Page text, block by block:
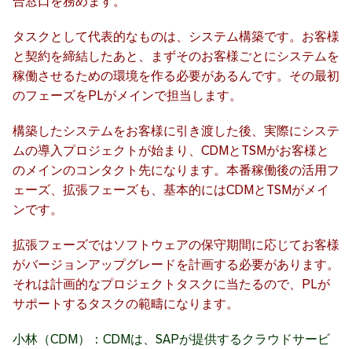
タスクとして代表的なものは、システム構築です。お客様
と契約を締結したあと、まずそのお客様ごとにシステムを
稼働させるための環境を作る必要があるんです。その最初
のフェーズをPLがメインで担当します。
構築したシステムをお客様に引き渡した後、実際にシステ
ムの導入プロジェクトが始まり、CDMとTSMがお客様と
のメインのコンタクト先になります。本番稼働後の活用フ
ェーズ、拡張フェーズも、基本的にはCDMとTSMがメイ
ンです。
拡張フェーズではソフトウェアの保守期間に応じてお客様
がバージョンアップグレードを計画する必要があります。
それは計画的なプロジェクトタスクに当たるので、PLが
サポートするタスクの範疇になります。
小林（CDM）：CDMは、SAPが提供するクラウドサービ